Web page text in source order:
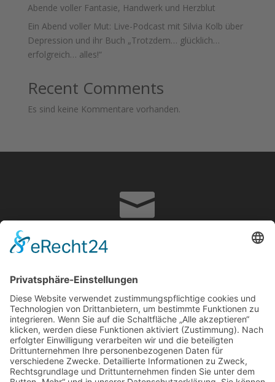
Abende voller Fantasie, Handwerk und Herzblut
Ein Abend voller Mut: Live-Podcast mit Silvia Kolb über
Depression und ihr Buch „Trotzdem… glücklich…
erfolgreich… alles!“
Recent Comments
Es sind keine Kommentare vorhanden.

info@adrian-hoffmann.de

07822867070